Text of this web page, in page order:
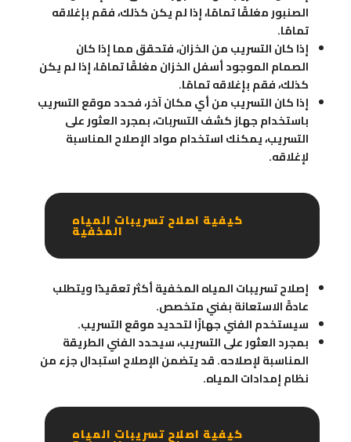
الصنبور مغلقًا تمامًا، إذا لم يكن كذلك، فقم بإغلاقه
تمامًا.
إذا كان التسريب من الخزان، فتحقق مما إذا كان
الصمام الموجود أسفل الخزان مغلقًا تمامًا، إذا لم يكن
كذلك، فقم بإغلاقه تمامًا.
إذا كان التسريب من أي مكان آخر، فحدد موقع التسريب
باستخدام جهاز كشف التسربات، بمجرد العثور على
التسريب، يمكنك استخدام مواد الإصلاح المناسبة
لإغلاقه.
كيفية اصلاح تسريبات المياه
المخفية
إصلاح تسريبات المياه المخفية أكثر تعقيدًا ويتطلب
عادةً الاستعانة بفني متخصص.
سيستخدم الفني جهازًا لتحديد موقع التسريب.
بمجرد العثور على التسريب، سيحدد الفني الطريقة
المناسبة لإصلاحه. قد يتضمن الإصلاح استبدال جزء من
نظام إمدادات المياه.
كيفية اصلاح تسريبات المياه